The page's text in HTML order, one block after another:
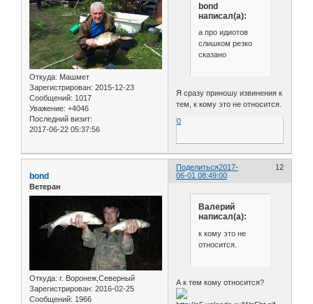
Откуда: Машмет
Зарегистрирован: 2015-12-23
Сообщений: 1017
Уважение: +4046
Последний визит:
2017-06-22 05:37:56
bond
написал(а):
а про идиотов
слишком резко
сказано
Я сразу приношу извинения к
тем, к кому это не относится.
0
Поделиться 12
2017-
06-01 08:49:00
bond
Ветеран
Откуда: г. Воронеж,Северный
Зарегистрирован: 2016-02-25
Сообщений: 1966
Валерий
написал(а):
к кому это не
относится.
А к тем кому относится?